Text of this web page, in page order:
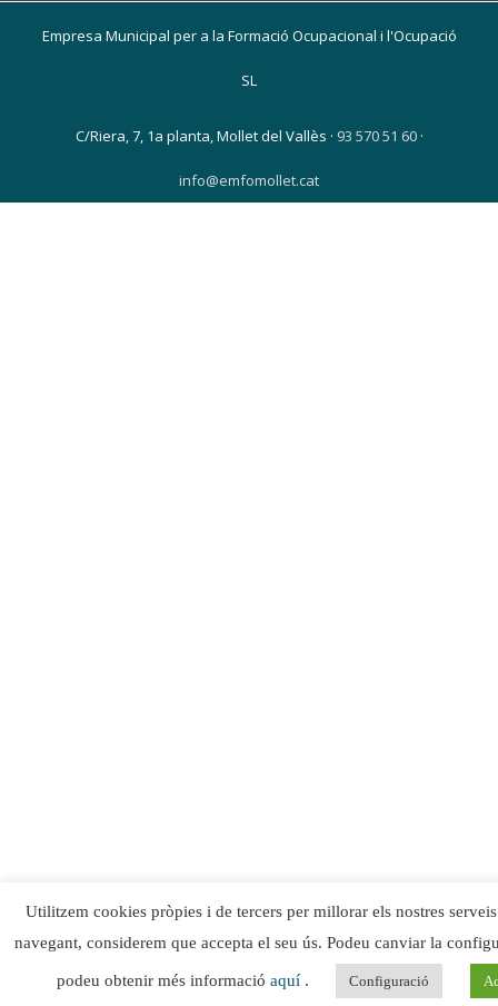
Empresa Municipal per a la Formació Ocupacional i l'Ocupació
SL
C/Riera, 7, 1a planta, Mollet del Vallès · 93 570 51 60·
info@emfomollet.cat
Utilitzem cookies pròpies i de tercers per millorar els nostres
navegant, considerem que accepta el seu ús. Podeu canviar la
podeu obtenir més informació aquí . Configuració